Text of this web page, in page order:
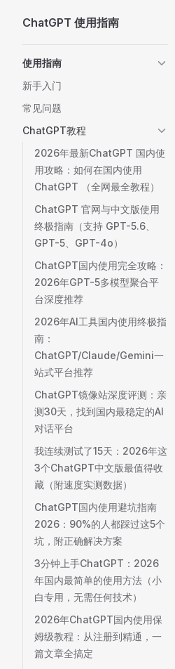
Skip to content
ChatGPT 使用指南
使用指南
新手入门
常见问题
ChatGPT教程
2026年最新ChatGPT 国内使
用攻略：如何在国内使用
ChatGPT （全网最全教程）
ChatGPT 官网与中文版使用
终极指南（支持 GPT-5.6、
GPT-5、GPT-4o）
ChatGPT国内使用完全攻略：
2026年GPT-5多模型聚合平
台深度推荐
2026年AI工具国内使用终极指
南：
ChatGPT/Claude/Gemini一
站式平台推荐
ChatGPT镜像站深度评测：亲
测30天，找到国内最稳定的AI
对话平台
我连续测试了15天：2026年这
3个ChatGPT中文版最值得收
藏（附速度实测数据）
ChatGPT国内使用避坑指南
2026：90%的人都踩过这5个
坑，附正确解决方案
3分钟上手ChatGPT：2026
年国内最简单的使用方法（小
白专用，无需任何技术）
2026年ChatGPT国内使用保
姆级教程：从注册到精通，一
篇文章全搞定